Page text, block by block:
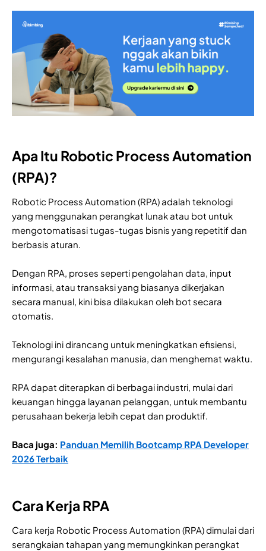
Apa Itu Robotic Process Automation
(RPA)?
Robotic Process Automation (RPA) adalah teknologi
yang menggunakan perangkat lunak atau bot untuk
mengotomatisasi tugas-tugas bisnis yang repetitif dan
berbasis aturan.
Dengan RPA, proses seperti pengolahan data, input
informasi, atau transaksi yang biasanya dikerjakan
secara manual, kini bisa dilakukan oleh bot secara
otomatis.
Teknologi ini dirancang untuk meningkatkan efisiensi,
mengurangi kesalahan manusia, dan menghemat waktu.
RPA dapat diterapkan di berbagai industri, mulai dari
keuangan hingga layanan pelanggan, untuk membantu
perusahaan bekerja lebih cepat dan produktif.
Baca juga: Panduan Memilih Bootcamp RPA Developer
2026 Terbaik
Cara Kerja RPA
Cara kerja Robotic Process Automation (RPA) dimulai dari
serangkaian tahapan yang memungkinkan perangkat